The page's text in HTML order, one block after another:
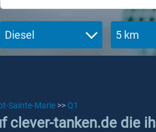
Diesel 5 km
Sainte-Marie >> Q1
clever-tanken.de die